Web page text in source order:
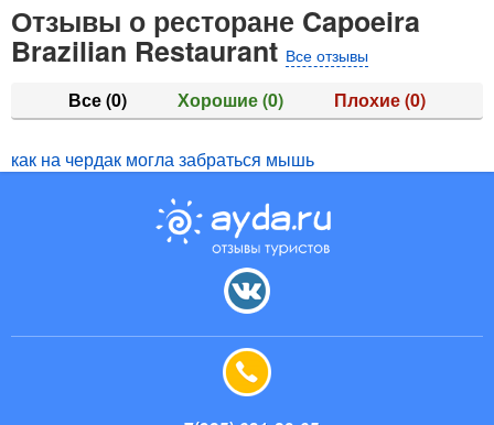
Отзывы о ресторане Capoeira
Brazilian Restaurant Все отзывы
Все(0) Хорошие(0) Плохие(0)
как на чердак могла забраться мышь